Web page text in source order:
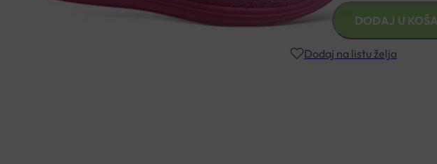
MEDICINSKE
DR
DODAJ U
Dodaj na listu želja